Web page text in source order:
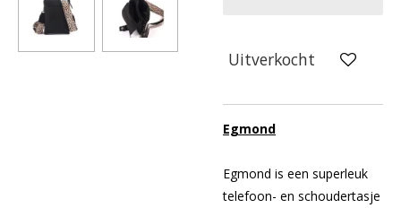
Uitverkocht
Egmond
Egmond is een superleuk
telefoon- en schoudertasje